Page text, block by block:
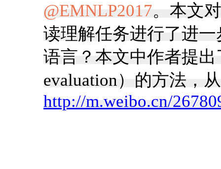
@EMNLP2017。本文
读理解任务进行了进
语言？本文中作者提出
evaluation）的方法，
http://m.weibo.cn/